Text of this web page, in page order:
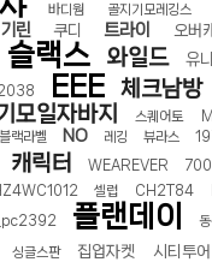
바디웜 골지기모레깅스
기린 쿠디 트라이 오버
슬랙스 와일드 유
EEE 체크남방
모일자바지 스퀘어토
블랙라벨 NO 레깅 뷰라스
캐릭터 WEAREVER
셀럽 CH2T84
플랜데이
싱글스판 집업자켓 시티투어